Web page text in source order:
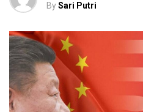
BySari Putri